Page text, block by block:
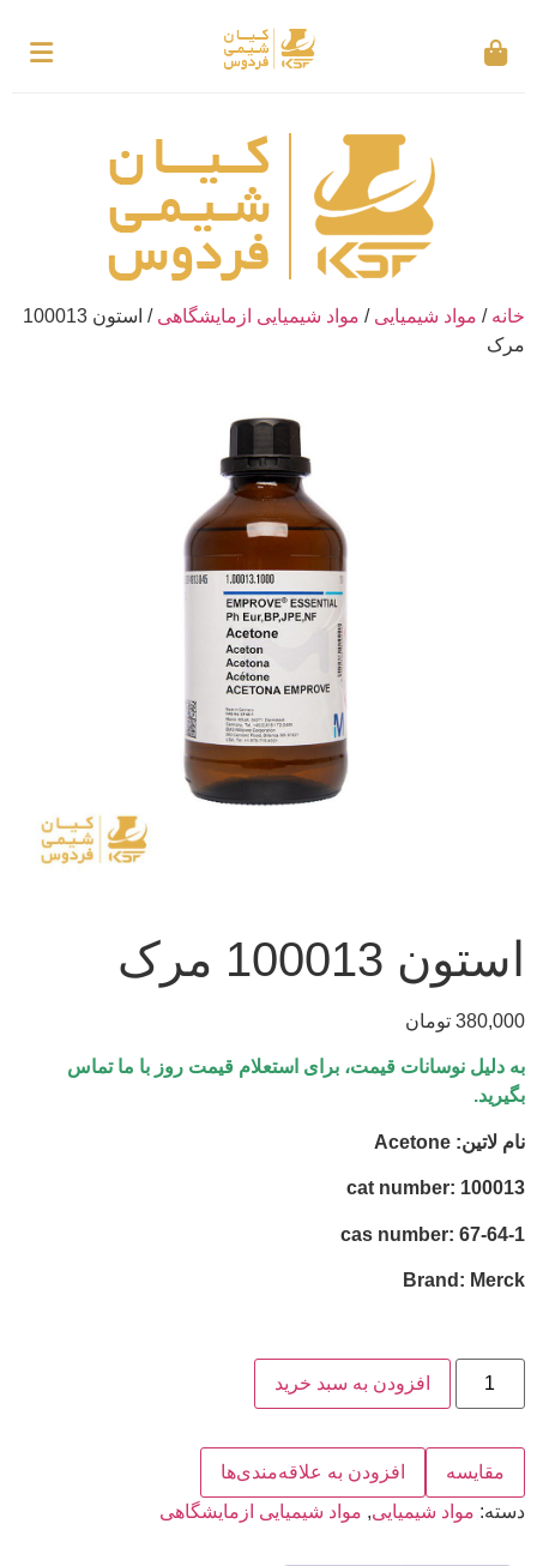
خانه / مواد شیمیایی / مواد شیمیایی ازمایشگاهی
/ استون 100013
مرک
استون 100013 مرک
380,000 تومان
به دلیل نوسانات قیمت، برای استعلام قیمت روز با ما تماس
بگیرید.
نام لاتین: Acetone
cat number: 100013
cas number: 67-64-1
Brand: Merck
افزودن به سبد خرید
مقایسه
افزودن به علاقه‌مندی‌ها
دسته: مواد شیمیایی, مواد شیمیایی ازمایشگاهی